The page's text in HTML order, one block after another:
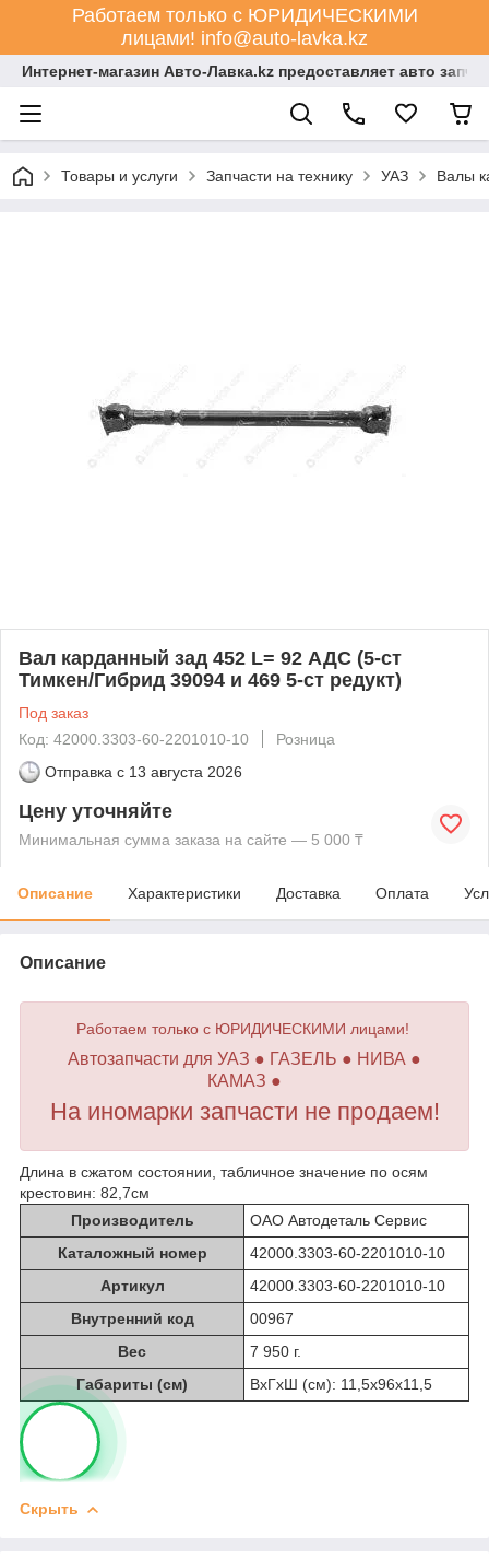
Работаем только с ЮРИДИЧЕСКИМИ
лицами! info@auto-lavka.kz
Интернет-магазин Авто-Лавка.kz предоставляет авто
Товары и услуги Запчасти на технику УАЗ Валы
Вал карданный зад 452 L= 92 АДС (5-ст
Тимкен/Гибрид 39094 и 469 5-ст редукт)
Под заказ
Код: 42000.3303-60-2201010-10
Розница
Отправка с 13 августа 2026
Цену уточняйте
Минимальная сумма заказа на сайте — 5 000 ₸
Описание Характеристики Доставка Оплата
Описание
Работаем только с ЮРИДИЧЕСКИМИ лицами!
Автозапчасти для УАЗ ● ГАЗЕЛЬ ● НИВА ●
КАМАЗ ●
На иномарки запчасти не продаем!
Длина в сжатом состоянии, табличное значение по осям
крестовин: 82,7см
Производитель
ОАО Автодеталь Сервис
Каталожный номер
42000.3303-60-2201010-10
Артикул
42000.3303-60-2201010-10
Внутренний код
00967
Вес
7 950 г.
Габариты (см)
ВхГхШ (см): 11,5х96х11,5
Скрыть